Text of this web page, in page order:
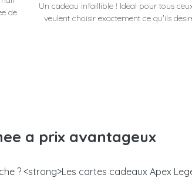
de
Un cadeau infaillible ! Ideal pour tous
veulent choisir exactement ce qu'ils
a prix avantageux
? <strong>Les cartes cadeaux Apex